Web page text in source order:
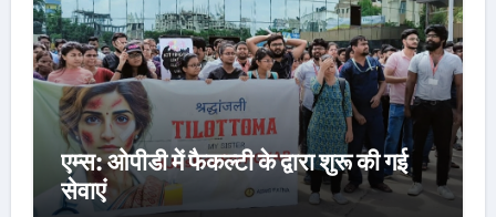
एम्स: ओपीडी में फैकल्टी के द्वारा शुरू की गई
सेवाएं